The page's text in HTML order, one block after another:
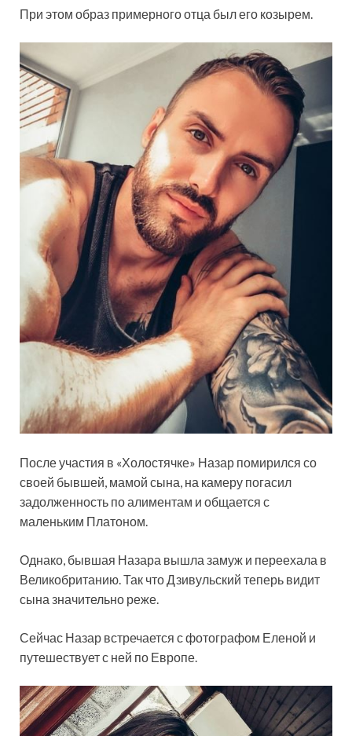
При этом образ примерного отца был его козырем.
После участия в «Холостячке» Назар помирился со
своей бывшей, мамой сына, на камеру погасил
задолженность по алиментам и общается с
маленьким Платоном.
Однако, бывшая Назара вышла замуж и переехала в
Великобританию. Так что Дзивульский теперь видит
сына значительно реже.
Сейчас Назар встречается с фотографом Еленой и
путешествует с ней по Европе.